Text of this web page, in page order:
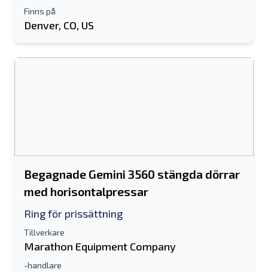
Finns på
Denver, CO, US
Begagnade Gemini 3560 stängda dörrar
med horisontalpressar
Ring för prissättning
Tillverkare
Marathon Equipment Company
-handlare